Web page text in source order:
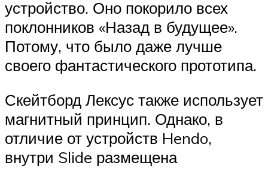
устройство. Оно покорило всех
поклонников «Назад в будущее».
Потому, что было даже лучше
своего фантастического прототипа.
Скейтборд Лексус также использует
магнитный принцип. Однако, в
отличие от устройств Hendo,
внутри Slide размещена